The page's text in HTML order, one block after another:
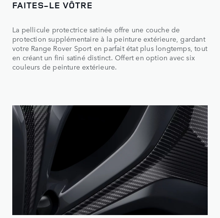
FAITES-LE VÔTRE
La pellicule protectrice satinée offre une couche de
protection supplémentaire à la peinture extérieure, gardant
votre Range Rover Sport en parfait état plus longtemps, tout
en créant un fini satiné distinct. Offert en option avec six
couleurs de peinture extérieure.